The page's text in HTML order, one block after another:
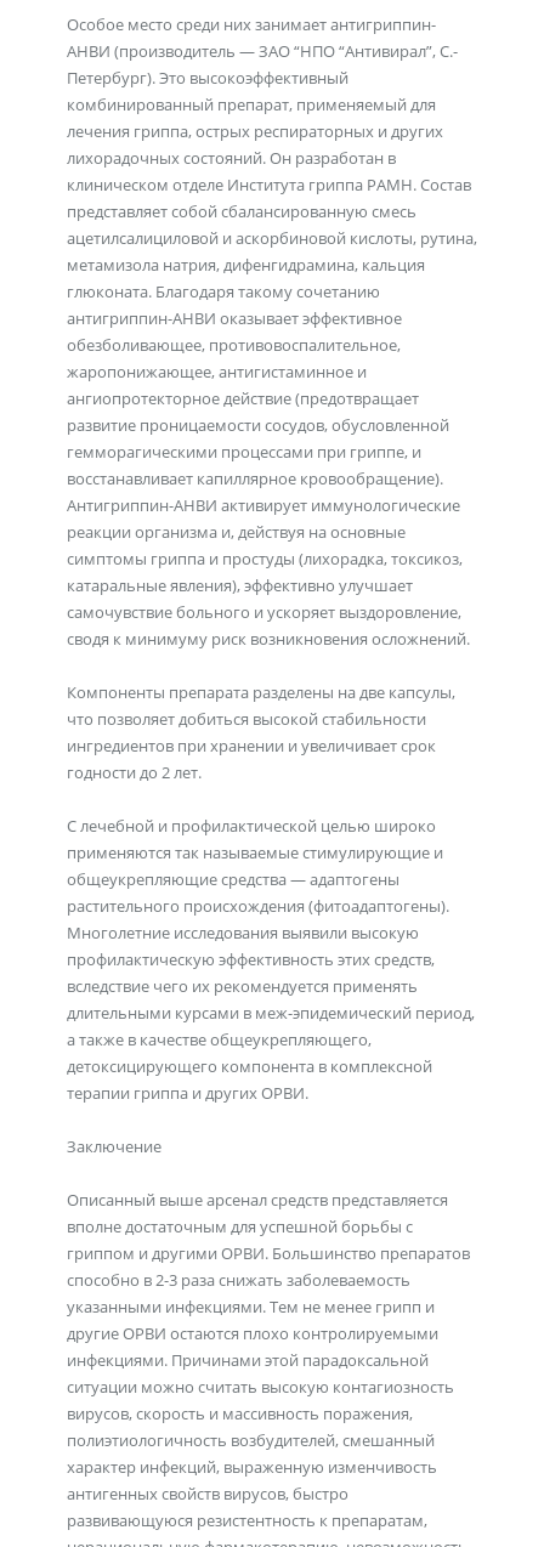
Особое место среди них занимает антигриппин-
АНВИ (производитель — ЗАО “НПО “Антивирал”, С.-
Петербург). Это высокоэффективный
комбинированный препарат, применяемый для
лечения гриппа, острых респираторных и других
лихорадочных состояний. Он разработан в
клиническом отделе Института гриппа РАМН. Состав
представляет собой сбалансированную смесь
ацетилсалициловой и аскорбиновой кислоты, рутина,
метамизола натрия, дифенгидрамина, кальция
глюконата. Благодаря такому сочетанию
антигриппин-АНВИ оказывает эффективное
обезболивающее, противовоспалительное,
жаропонижающее, антигистаминное и
ангиопротекторное действие (предотвращает
развитие проницаемости сосудов, обусловленной
гемморагическими процессами при гриппе, и
восстанавливает капиллярное кровообращение).
Антигриппин-АНВИ активирует иммунологические
реакции организма и, действуя на основные
симптомы гриппа и простуды (лихорадка, токсикоз,
катаральные явления), эффективно улучшает
самочувствие больного и ускоряет выздоровление,
сводя к минимуму риск возникновения осложнений.
Компоненты препарата разделены на две капсулы,
что позволяет добиться высокой стабильности
ингредиентов при хранении и увеличивает срок
годности до 2 лет.
C лечебной и профилактической целью широко
применяются так называемые стимулирующие и
общеукрепляющие средства — адаптогены
растительного происхождения (фитоадаптогены).
Многолетние исследования выявили высокую
профилактическую эффективность этих средств,
вследствие чего их рекомендуется применять
длительными курсами в меж-эпидемический период,
а также в качестве общеукрепляющего,
детоксицирующего компонента в комплексной
терапии гриппа и других ОРВИ.
Заключение
Описанный выше арсенал средств представляется
вполне достаточным для успешной борьбы с
гриппом и другими ОРВИ. Большинство препаратов
способно в 2-3 раза снижать заболеваемость
указанными инфекциями. Тем не менее грипп и
другие ОРВИ остаются плохо контролируемыми
инфекциями. Причинами этой парадоксальной
ситуации можно считать высокую контагиозность
вирусов, скорость и массивность поражения,
полиэтиологичность возбудителей, смешанный
характер инфекций, выраженную изменчивость
антигенных свойств вирусов, быстро
развивающуюся резистентность к препаратам,